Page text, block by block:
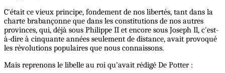
C'était ce vieux principe, fondement de nos libertés, tant dans la
charte brabançonne que dans les constitutions de nos autres
provinces, qui, déjà sous Philippe II et encore sous Joseph Il, c'est-
à-dire à cinquante années seulement de distance, avait provoqué
les révolutions populaires que nous connaissons.
Mais reprenons le libelle au roi qu'avait rédigé De Potter :